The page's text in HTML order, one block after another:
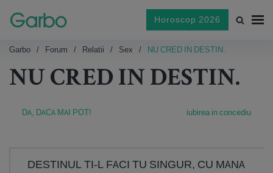
Horoscop 2026
Garbo Forum Relatii Sex NU CRED IN DESTIN.
NU CRED IN DESTIN.
DA, DACA MAI POT! iubirea in concediu
DESTINUL TI-L FACI TU SINGUR, CU MANA